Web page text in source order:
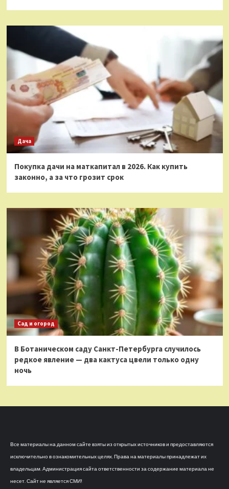
Дача
Покупка дачи на маткапитал в 2026. Как купить
законно, а за что грозит срок
Сад и огород
В Ботаническом саду Санкт-Петербурга случилось
редкое явление — два кактуса цвели только одну
ночь
Все материалы на данном сайте взяты из открытых источников и предоставляются
исключительно в ознакомительных целях. Права на материалы принадлежат их
владельцам. Администрация сайта ответственности за содержание материала не
несет. Сайт не является СМИ!